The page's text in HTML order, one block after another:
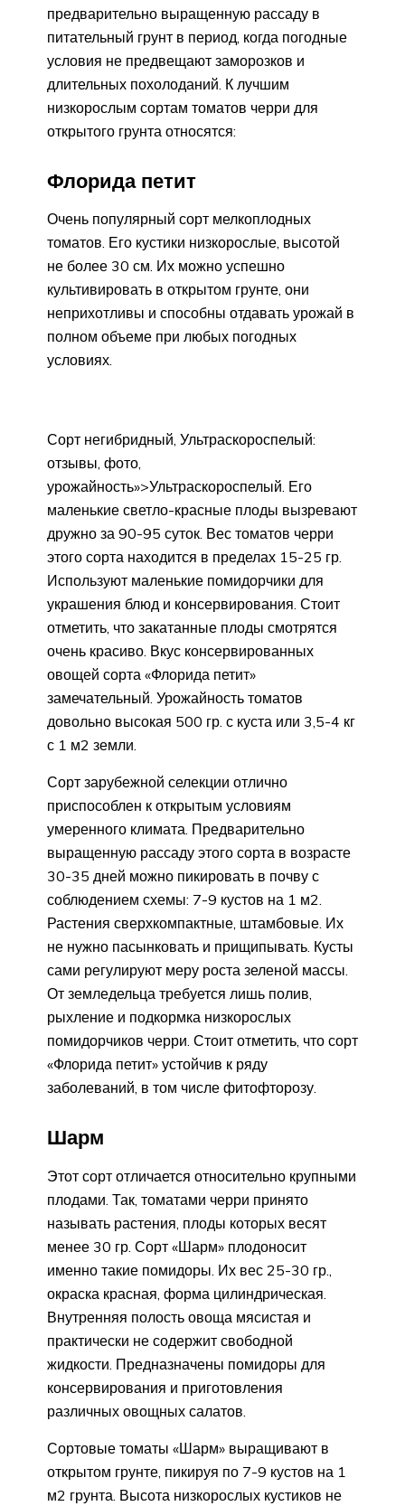
предварительно выращенную рассаду в
питательный грунт в период, когда погодные
условия не предвещают заморозков и
длительных похолоданий. К лучшим
низкорослым сортам томатов черри для
открытого грунта относятся:
Флорида петит
Очень популярный сорт мелкоплодных
томатов. Его кустики низкорослые, высотой
не более 30 см. Их можно успешно
культивировать в открытом грунте, они
неприхотливы и способны отдавать урожай в
полном объеме при любых погодных
условиях.
Сорт негибридный, Ультраскороспелый:
отзывы, фото,
урожайность»>Ультраскороспелый. Его
маленькие светло-красные плоды вызревают
дружно за 90-95 суток. Вес томатов черри
этого сорта находится в пределах 15-25 гр.
Используют маленькие помидорчики для
украшения блюд и консервирования. Стоит
отметить, что закатанные плоды смотрятся
очень красиво. Вкус консервированных
овощей сорта «Флорида петит»
замечательный. Урожайность томатов
довольно высокая 500 гр. с куста или 3,5-4 кг
с 1 м2 земли.
Сорт зарубежной селекции отлично
приспособлен к открытым условиям
умеренного климата. Предварительно
выращенную рассаду этого сорта в возрасте
30-35 дней можно пикировать в почву с
соблюдением схемы: 7-9 кустов на 1 м2.
Растения сверхкомпактные, штамбовые. Их
не нужно пасынковать и прищипывать. Кусты
сами регулируют меру роста зеленой массы.
От земледельца требуется лишь полив,
рыхление и подкормка низкорослых
помидорчиков черри. Стоит отметить, что сорт
«Флорида петит» устойчив к ряду
заболеваний, в том числе фитофторозу.
Шарм
Этот сорт отличается относительно крупными
плодами. Так, томатами черри принято
называть растения, плоды которых весят
менее 30 гр. Сорт «Шарм» плодоносит
именно такие помидоры. Их вес 25-30 гр.,
окраска красная, форма цилиндрическая.
Внутренняя полость овоща мясистая и
практически не содержит свободной
жидкости. Предназначены помидоры для
консервирования и приготовления
различных овощных салатов.
Сортовые томаты «Шарм» выращивают в
открытом грунте, пикируя по 7-9 кустов на 1
м2 грунта. Высота низкорослых кустиков не